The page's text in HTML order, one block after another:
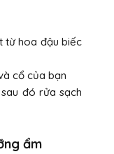
từ hoa đậu biếc
cổ của bạn
đó rửa sạch
ẩm